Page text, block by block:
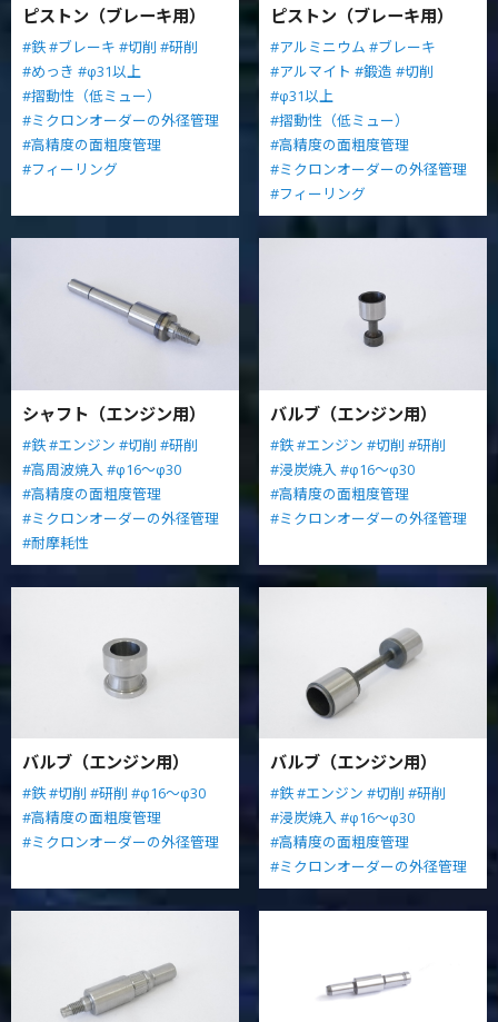
ピストン（ブレーキ用）
#鉄#ブレーキ #切削 #研削
#めっき #φ31以上
#摺動性（低ミュー）
#ミクロンオーダーの外径管理
#高精度の面粗度管理
#フィーリング
ピストン（ブレーキ用）
#アルミニウム #ブレーキ
#アルマイト #鍛造 #切削
#φ31以上
#摺動性（低ミュー）
#高精度の面粗度管理
#ミクロンオーダーの外径管理
#フィーリング
シャフト（エンジン用）
#鉄#エンジン #切削 #研削
#高周波焼入 #φ16～φ30
#高精度の面粗度管理
#ミクロンオーダーの外径管理
#耐摩耗性
バルブ（エンジン用）
#鉄#エンジン #切削 #研削
#浸炭焼入 #φ16～φ30
#高精度の面粗度管理
#ミクロンオーダーの外径管理
バルブ（エンジン用）
#鉄#切削 #研削 #φ16～φ30
#高精度の面粗度管理
#ミクロンオーダーの外径管理
バルブ（エンジン用）
#鉄#エンジン #切削 #研削
#浸炭焼入 #φ16～φ30
#高精度の面粗度管理
#ミクロンオーダーの外径管理